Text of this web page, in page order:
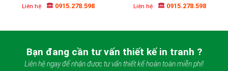
Liên hệ 0915.278.598 Liên hệ 0915.278.598
Bạn đang cần tư vấn thiết kế in tranh ?
Liên hệ ngay để nhận được tư vấn thiết kế hoàn toàn miễn phí!